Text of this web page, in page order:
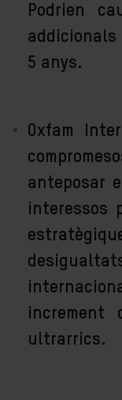
Podrien
5 anys.
Oxfam
anteposar
interessos
ultrarrics.